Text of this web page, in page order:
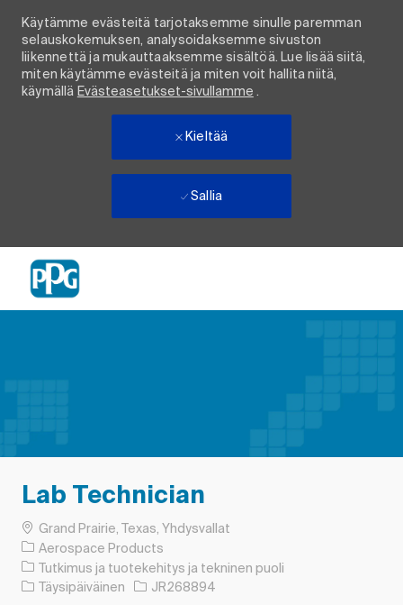
Käytämme evästeitä tarjotaksemme sinulle paremman
selauskokemuksen, analysoidaksemme sivuston
liikennettä ja mukauttaaksemme sisältöä. Lue lisää siitä,
miten käytämme evästeitä ja miten voit hallita niitä,
käymällä Evästeasetukset-sivullamme .
Kieltää
Sallia
Lab Technician
PaikkaGrand Prairie, Texas, Yhdysvallat
Aerospace Products
Luokka
Tutkimus ja tuotekehitys ja tekninen puoli
Työn tyyppi
Täysipäiväinen Työn tunnus
JR268894